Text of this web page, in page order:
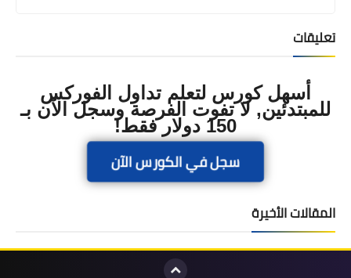
تعليقات
أسهل كورس لتعلم تداول الفوركس
للمبتدئين, لا تفوت الفرصة وسجل الآن بـ
150 دولار فقط!
سجل في الكورس الآن
المقالات الأخيرة